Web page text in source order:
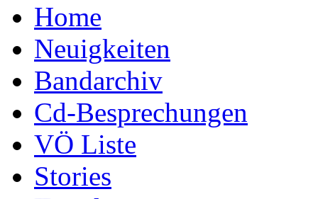
Home
Neuigkeiten
Bandarchiv
Cd-Besprechungen
VÖ Liste
Stories